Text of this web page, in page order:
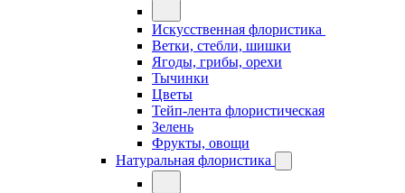
Искусственная флористика
Ветки, стебли, шишки
Ягоды, грибы, орехи
Тычинки
Цветы
Тейп-лента флористическая
Зелень
Фрукты, овощи
Натуральная флористика